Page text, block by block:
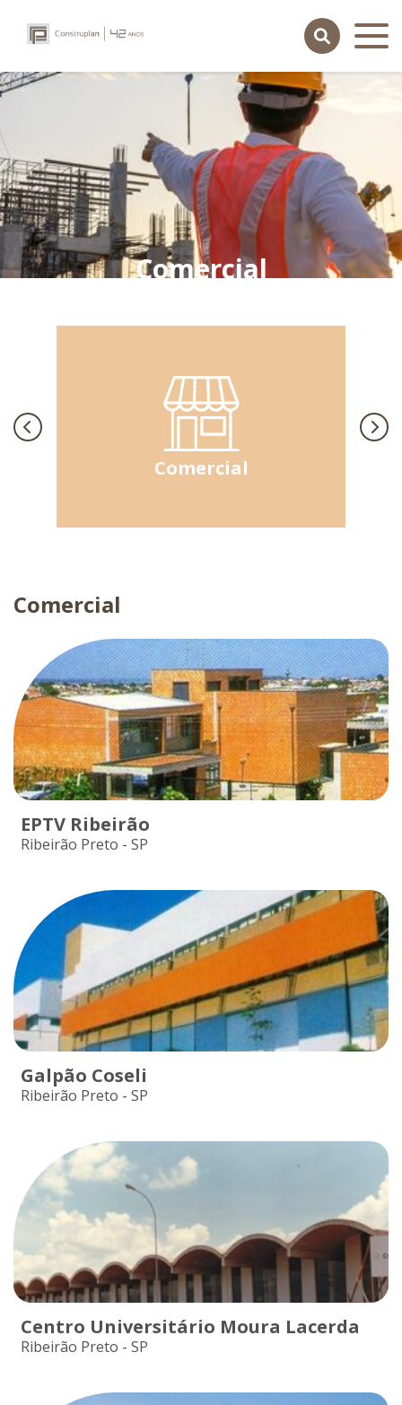
contato
portal do cliente
Comercial
Comercial
Comercial
EPTV Ribeirão
Ribeirão Preto - SP
Galpão Coseli
Ribeirão Preto - SP
Centro Universitário Moura Lacerda
Ribeirão Preto - SP